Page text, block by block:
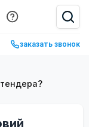
заказать звонок